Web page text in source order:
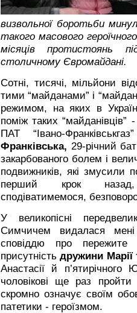
визвольної боротьби
такого масового
місяців протистоянь
столичному Євромайдані.
Сотні, тисячі, мільйони
тими “майданами” і
режимом, на яких в
поміж таких “майданівців”
ПАТ “Івано-
Франківська, 29-річний
закарбованого болем і
подвижників, які змусили
перший крок
сподіватимемося,
У великопісні
Симчичем видалася
сповіддю про
присутністьдружини Марії
Анастасії й
чоловікові ще раз пройти
скромно означує своїм
патетики - героїзмом.